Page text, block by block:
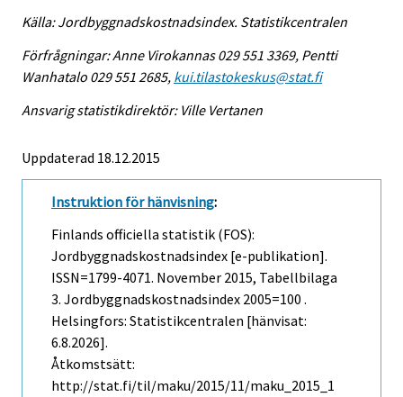
Källa: Jordbyggnadskostnadsindex. Statistikcentralen
Förfrågningar: Anne Virokannas 029 551 3369, Pentti
Wanhatalo 029 551 2685, kui.tilastokeskus@stat.fi
Ansvarig statistikdirektör: Ville Vertanen
Uppdaterad 18.12.2015
Instruktion för hänvisning:
Finlands officiella statistik (FOS):
Jordbyggnadskostnadsindex [e-publikation].
ISSN=1799-4071. November 2015, Tabellbilaga
3. Jordbyggnadskostnadsindex 2005=100 .
Helsingfors: Statistikcentralen [hänvisat:
6.8.2026].
Åtkomstsätt:
http://stat.fi/til/maku/2015/11/maku_2015_1